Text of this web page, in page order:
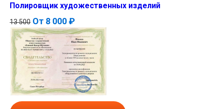
Полировщик художественных изделий
13 500 От 8 000 ₽